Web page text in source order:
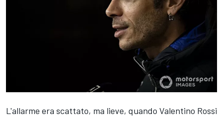
L'allarme era scattato, ma lieve, quando Valentino Rossi